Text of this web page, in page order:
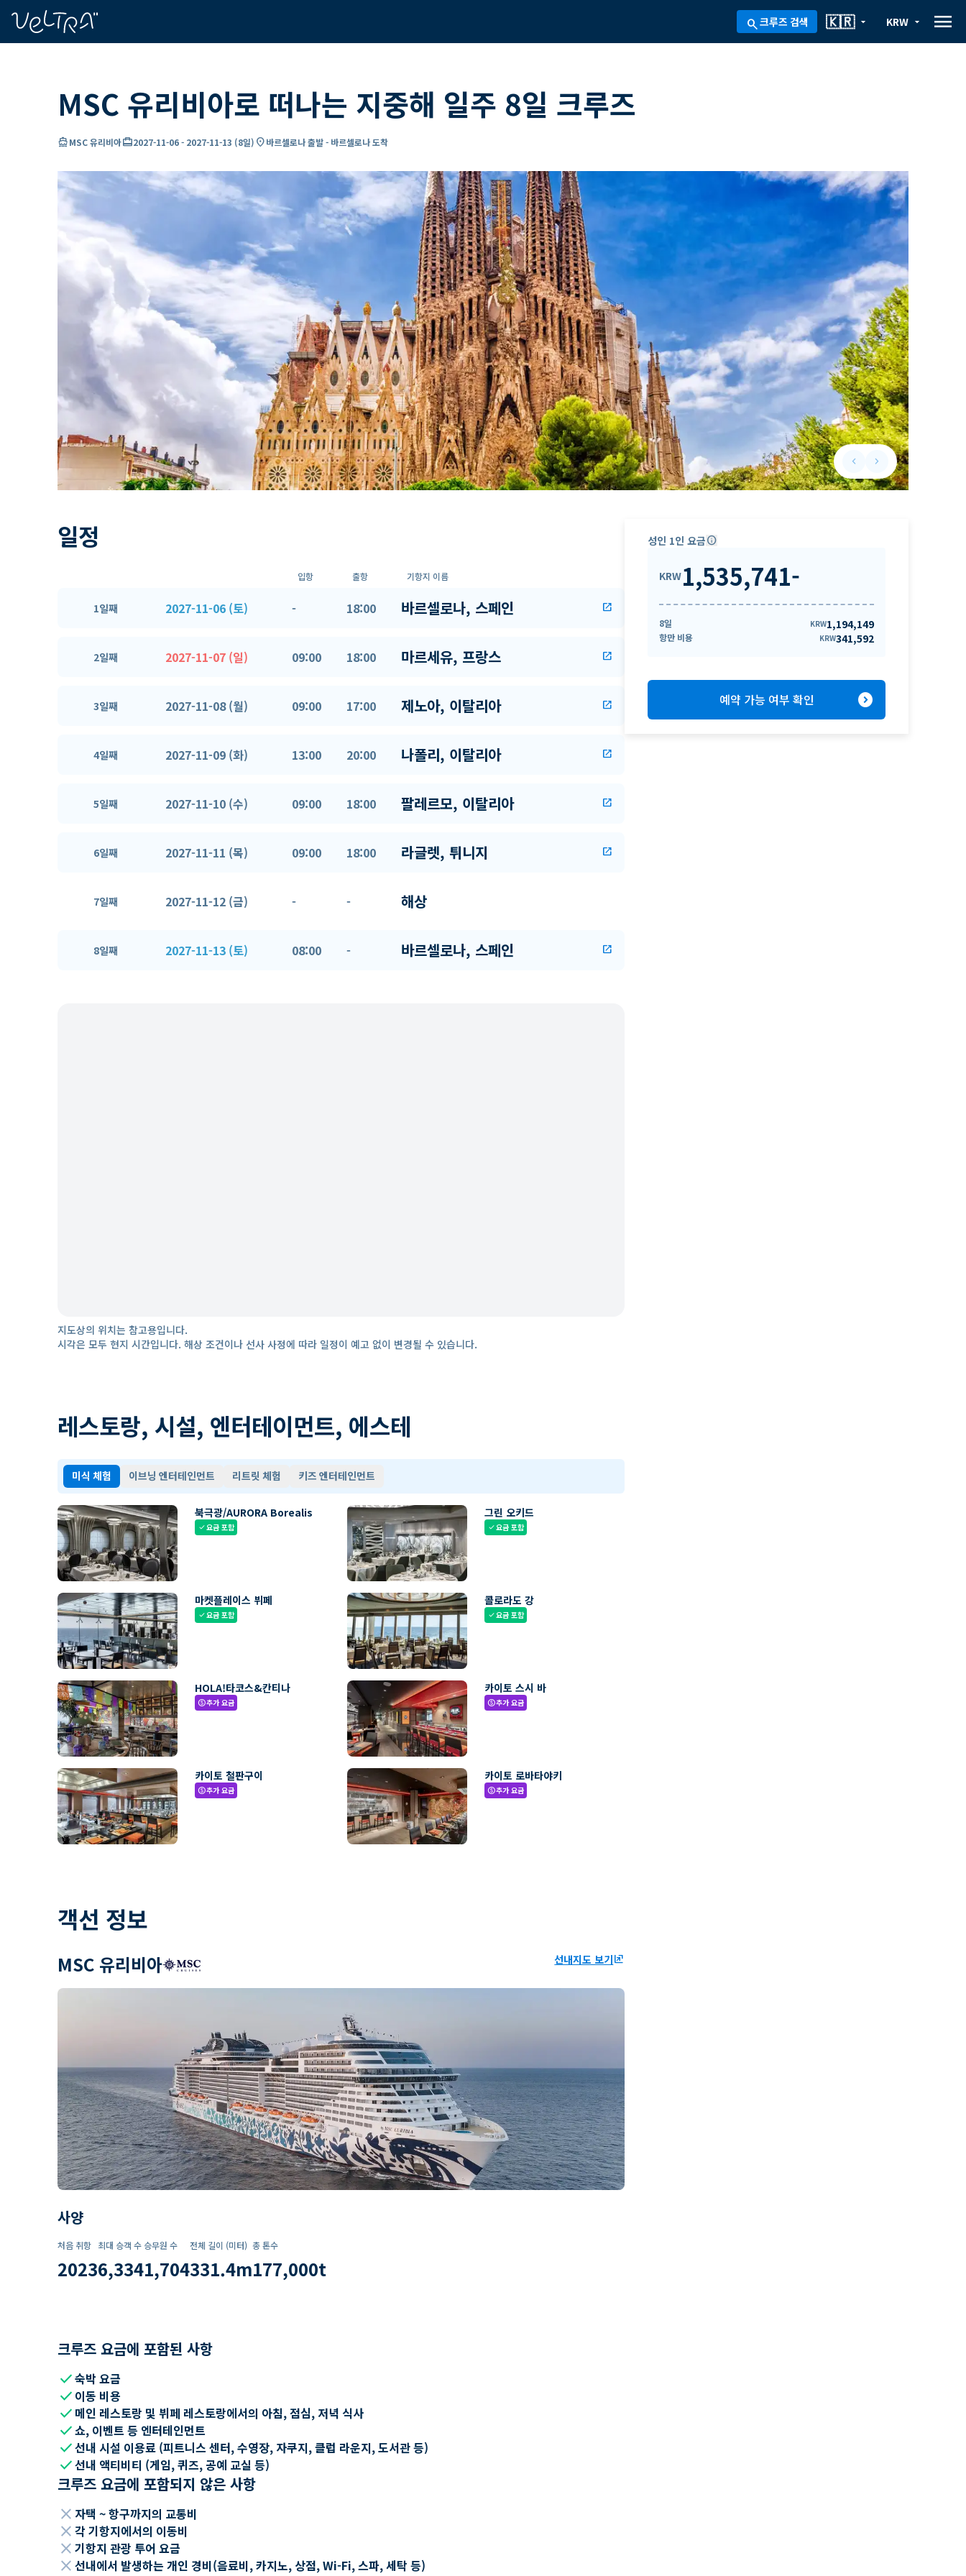
search크루즈 검색 arrow_drop_down
🇰🇷 arrow_drop_down
KRW menu
MSC 유리비아로 떠나는 지중해 일주 8일 크루즈
directions_boatMSC 유리비아card_travel2027-11-06- 2027-11-13 (8일) location_on바르셀로나 출발 - 바르셀로나 도착
keyboard_arrow_leftPrevious slide
keyboard_arrow_rightNext slide
일정
입항 출항 기항지 이름
1일째 2027-11-06 (토) - 18:00 바르셀로나, 스페인 open_in_new
2일째 2027-11-07 (일) 09:00 18:00 마르세유, 프랑스 open_in_new
3일째 2027-11-08 (월) 09:00 17:00 제노아, 이탈리아 open_in_new
4일째 2027-11-09 (화) 13:00 20:00 나폴리, 이탈리아 open_in_new
5일째 2027-11-10 (수) 09:00 18:00 팔레르모, 이탈리아 open_in_new
6일째 2027-11-11 (목) 09:00 18:00 라글렛, 튀니지 open_in_new
7일째 2027-11-12 (금) - - 해상
8일째 2027-11-13 (토) 08:00 - 바르셀로나, 스페인 open_in_new
지도상의 위치는 참고용입니다.
시각은 모두 현지 시간입니다. 해상 조건이나 선사 사정에 따라 일정이 예고 없이 변경될 수 있습니다.
레스토랑, 시설, 엔터테이먼트, 에스테
미식 체험 이브닝 엔터테인먼트 리트릿 체험 키즈 엔터테인먼트
북극광/AURORA Borealis
check요금 포함
그린 오키드
check요금 포함
마켓플레이스 뷔페
check요금 포함
콜로라도 강
check요금 포함
HOLA!타코스&칸티나
paid추가 요금
카이토 스시 바
paid추가 요금
카이토 철판구이
paid추가 요금
카이토 로바타야키
paid추가 요금
객선 정보
MSC 유리비아 선내지도 보기ungroup
사양
처음 취항
2023
최대 승객 수
6,334
승무원 수
1,704
전체 길이 (미터)
331.4m
총 톤수
177,000t
크루즈 요금에 포함된 사항
check숙박 요금
check 이동 비용
check 메인 레스토랑 및 뷔페 레스토랑에서의 아침, 점심, 저녁 식사
check쇼, 이벤트 등 엔터테인먼트
check선내 시설 이용료 (피트니스 센터, 수영장, 자쿠지, 클럽 라운지, 도서관 등)
check선내 액티비티 (게임, 퀴즈, 공예 교실 등)
크루즈 요금에 포함되지 않은 사항
close 자택 ~ 항구까지의 교통비
close 각 기항지에서의 이동비
close 기항지 관광 투어 요금
close 선내에서 발생하는 개인 경비(음료비, 카지노, 상점, Wi-Fi, 스파, 세탁 등)
성인 1인 요금info
KRW1,535,741-
8일 KRW1,194,149
항만 비용 KRW341,592
예약 가능 여부 확인 expand_circle_right